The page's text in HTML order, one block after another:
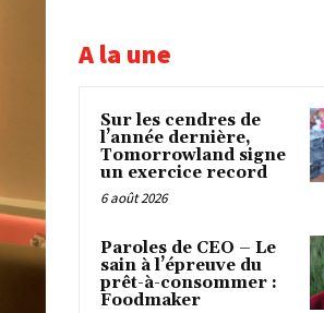
A la une
Sur les cendres de
l’année dernière,
Tomorrowland signe
un exercice record
6 août 2026
Paroles de CEO – Le
sain à l’épreuve du
prêt-à-consommer :
Foodmaker